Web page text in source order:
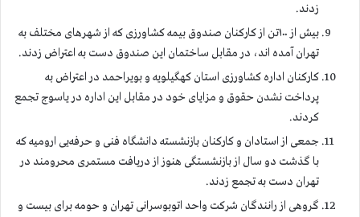
زدند.
بيش از ۱۰۰تن از کارکنان صندوق بیمه کشاورزی که از شهرهای مختلف به
تهران آمده اند، در مقابل ساختمان این صندوق دست به اعتراض زدند.
کارکنان اداره کشاورزی استان کهگیلویه و بویراحمد در اعتراض به
پرداخت نشدن حقوق و مزایای خود در مقابل این اداره در یاسوج تجمع
کردند.
جمعی از استادان و کارکنان بازنشسته دانشگاه فنی و حرفه‌یی ارومیه که
با گذشت دو سال از بازنشستگی هنوز از دریافت مستمری محرومند در
تهران دست به تجمع زدند.
گروهی از رانندگان شرکت واحد اتوبوسرانی تهران و حومه برای بیست و